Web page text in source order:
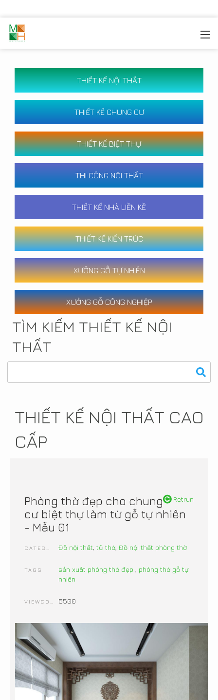
THIẾT KẾ NỘI THẤT
THIẾT KẾ CHUNG CƯ
THIẾT KẾ BIỆT THỰ
THI CÔNG NỘI THẤT
THIẾT KẾ NHÀ LIỀN KỀ
THIẾT KẾ KIẾN TRÚC
XƯỞNG GỖ TỰ NHIÊN
XƯỞNG GỖ CÔNG NGHIỆP
TÌM KIẾM THIẾT KẾ NỘI
THẤT
THIẾT KẾ NỘI THẤT CAO
CẤP
Retrun
Phòng thờ đẹp cho chung
cư biệt thự làm từ gỗ tự nhiên
- Mẫu 01
Đồ nội thất, tủ thờ, Đồ nội thất phòng thờ
TAGS sản xuât phòng thờ đẹp , phòng thờ gỗ tự
nhiên
5500